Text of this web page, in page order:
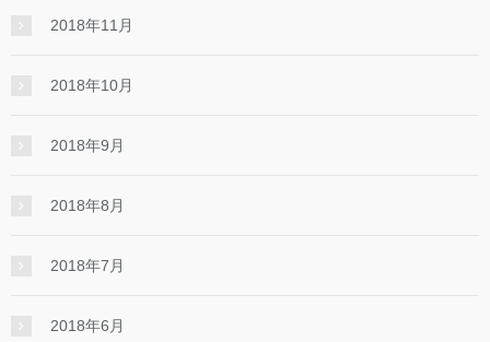
2018年11月
2018年10月
2018年9月
2018年8月
2018年7月
2018年6月